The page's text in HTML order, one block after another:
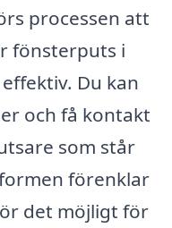
processen att
fönsterputs i
Du kan
och få kontakt
som står
förenklar
det möjligt för